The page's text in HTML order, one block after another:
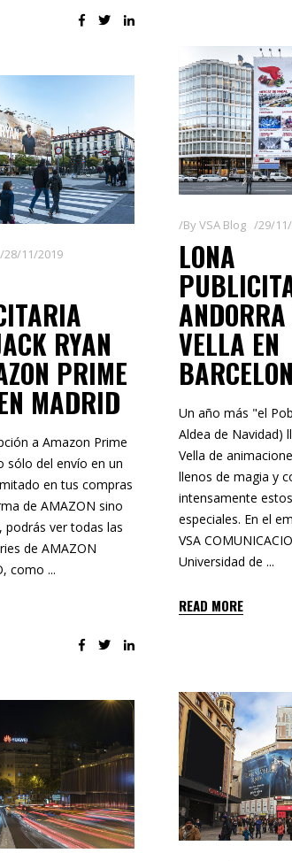
ByVSA Blog 29/
LONA
VELLA EN
Un año más "el
Aldea de Navidad)
Vella de
llenos de magia y
intensamente
especiales. En el
VSA
Universidad de
READ MORE
28/11/2019
RYAN
PRIME
MADRID
a Amazon Prime
sólo del envío en un
en tus compras
de AMAZON sino
podrás ver todas las
de AMAZON
como